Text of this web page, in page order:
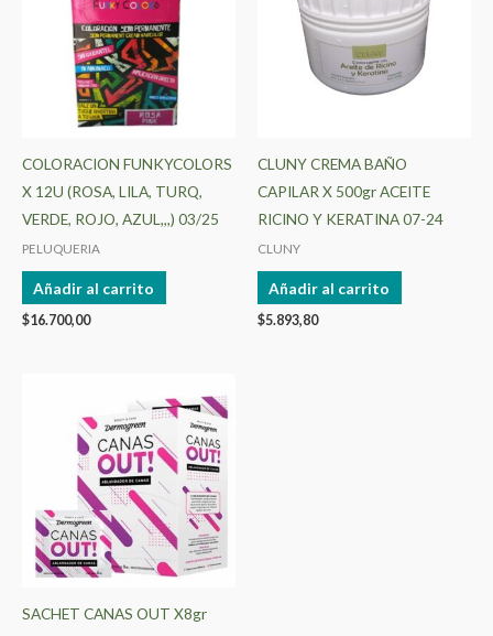
COLORACION FUNKYCOLORS
X 12U (ROSA, LILA, TURQ,
VERDE, ROJO, AZUL,,,) 03/25
PELUQUERIA
Añadir al carrito
$16.700,00
CLUNY CREMA BAÑO
CAPILAR X 500gr ACEITE
RICINO Y KERATINA 07-24
CLUNY
Añadir al carrito
$5.893,80
SACHET CANAS OUT X8gr